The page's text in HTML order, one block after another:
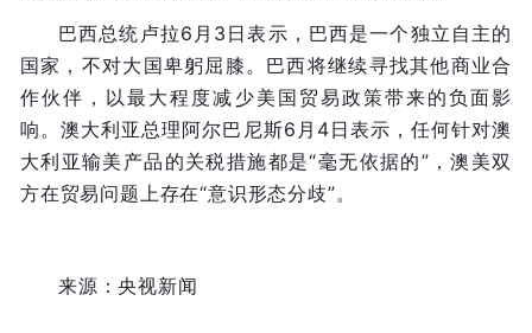
巴西总统卢拉6月3日表示，巴西是一个独立自主的
国家，不对大国卑躬屈膝。巴西将继续寻找其他商业合
作伙伴，以最大程度减少美国贸易政策带来的负面影
响。澳大利亚总理阿尔巴尼斯6月4日表示，任何针对澳
大利亚输美产品的关税措施都是“毫无依据的”，澳美双
方在贸易问题上存在“意识形态分歧”。
来源：央视新闻